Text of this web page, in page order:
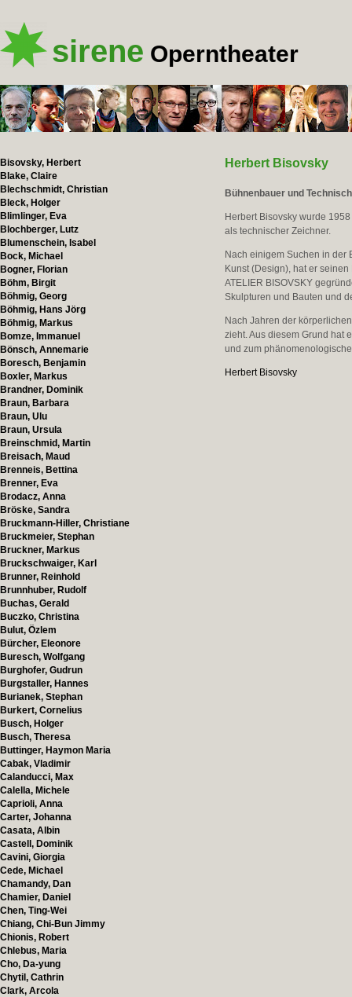
sirene Operntheater
Bisovsky, Herbert
Blake, Claire
Blechschmidt, Christian
Bleck, Holger
Blimlinger, Eva
Blochberger, Lutz
Blumenschein, Isabel
Bock, Michael
Bogner, Florian
Böhm, Birgit
Böhmig, Georg
Böhmig, Hans Jörg
Böhmig, Markus
Bomze, Immanuel
Bönsch, Annemarie
Boresch, Benjamin
Boxler, Markus
Brandner, Dominik
Braun, Barbara
Braun, Ulu
Braun, Ursula
Breinschmid, Martin
Breisach, Maud
Brenneis, Bettina
Brenner, Eva
Brodacz, Anna
Bröske, Sandra
Bruckmann-Hiller, Christiane
Bruckmeier, Stephan
Bruckner, Markus
Bruckschwaiger, Karl
Brunner, Reinhold
Brunnhuber, Rudolf
Buchas, Gerald
Buczko, Christina
Bulut, Özlem
Bürcher, Eleonore
Buresch, Wolfgang
Burghofer, Gudrun
Burgstaller, Hannes
Burianek, Stephan
Burkert, Cornelius
Busch, Holger
Busch, Theresa
Buttinger, Haymon Maria
Cabak, Vladimir
Calanducci, Max
Calella, Michele
Caprioli, Anna
Carter, Johanna
Casata, Albin
Castell, Dominik
Cavini, Giorgia
Cede, Michael
Chamandy, Dan
Chamier, Daniel
Chen, Ting-Wei
Chiang, Chi-Bun Jimmy
Chionis, Robert
Chlebus, Maria
Cho, Da-yung
Chytil, Cathrin
Clark, Arcola
Herbert Bisovsky
Bühnenbauer und
Herbert Bisovsky wurde
als technischer Zeichner.
Nach einigem Suchen in der
Kunst (Design), hat er
ATELIER BISOVSKY
Skulpturen und Bauten und
Nach Jahren der
zieht. Aus diesem Grund hat
und zum
Herbert Bisovsky